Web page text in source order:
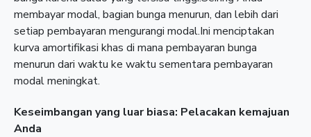
membayar modal, bagian bunga menurun, dan lebih dari
setiap pembayaran mengurangi modal.Ini menciptakan
kurva amortifikasi khas di mana pembayaran bunga
menurun dari waktu ke waktu sementara pembayaran
modal meningkat.
Keseimbangan yang luar biasa: Pelacakan kemajuan
Anda